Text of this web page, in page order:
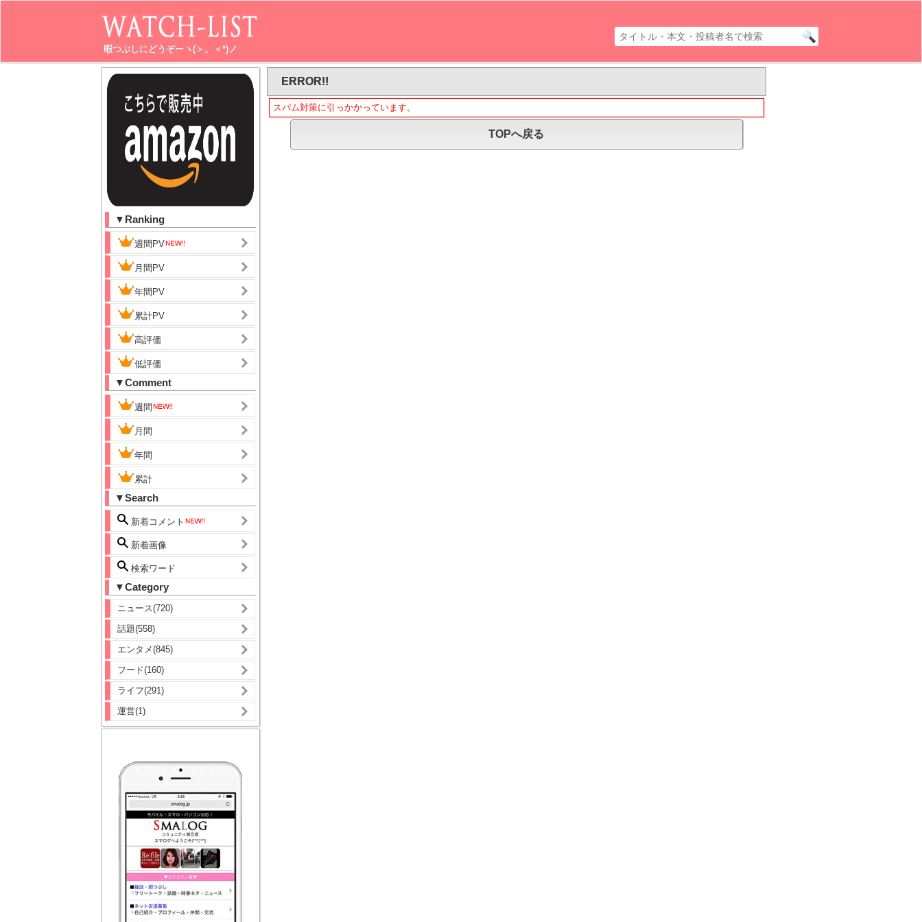
暇つぶしにどうぞーヽ(＞。＜*)ノ
▼Ranking
週間PV
月間PV
年間PV
累計PV
高評価
低評価
▼Comment
週間
月間
年間
累計
▼Search
新着コメント
新着画像
検索ワード
▼Category
ニュース(720)
話題(558)
エンタメ(845)
フード(160)
ライフ(291)
運営(1)
ERROR!!
スパム対策に引っかかっています。
TOPへ戻る